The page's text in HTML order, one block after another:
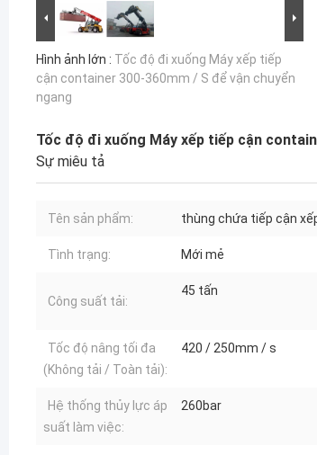
Hình ảnh lớn : Tốc độ đi xuống Máy xếp tiếp
cận container 300-360mm / S để vận chuyển
ngang
Tốc độ đi xuống Máy xếp tiếp cận
Sự miêu tả
Tên sản phẩm: thùng chứa tiếp cận
Tình trạng: Mới mẻ
Công suất tải:
45 tấn
Tốc độ nâng tối đa
(Không tải / Toàn tải):
420 / 250mm / s
Hệ thống thủy lực áp
suất làm việc:
260bar